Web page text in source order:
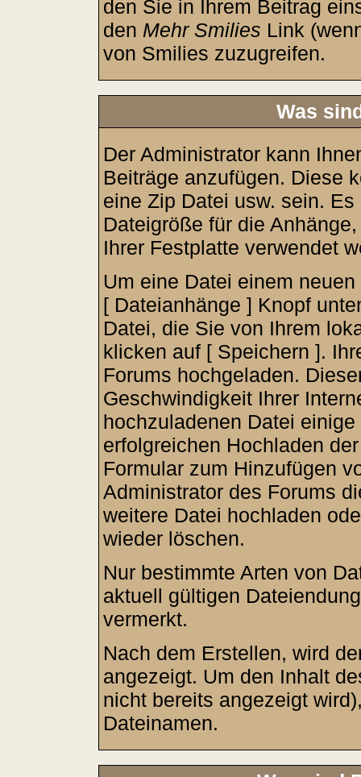
den Sie in Ihrem Beitrag
den Mehr Smilies Link
von Smilies zuzugreifen.
Was
Der Administrator kann
Beiträge anzufügen. Diese
eine Zip Datei usw. sein.
Dateigröße für die
Ihrer Festplatte verwendet
Um eine Datei einem
[ Dateianhänge ] Knopf
Datei, die Sie von Ihrem
klicken auf [ Speichern ].
Forums hochgeladen.
Geschwindigkeit Ihrer
hochzuladenen Datei
erfolgreichen Hochladen
Formular zum Hinzufügen
Administrator des Forums
weitere Datei hochladen
wieder löschen.
Nur bestimmte Arten von
aktuell gültigen
vermerkt.
Nach dem Erstellen, wird
angezeigt. Um den Inhalt
nicht bereits angezeigt
Dateinamen.